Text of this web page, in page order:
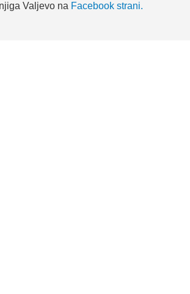
Valjevo na Facebook strani.